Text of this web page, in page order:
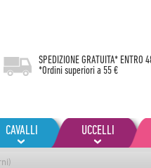
SPEDIZIONE GRATUITA* ENTRO
*Ordini superiori a 55 €
CAVALLI UCCELLI